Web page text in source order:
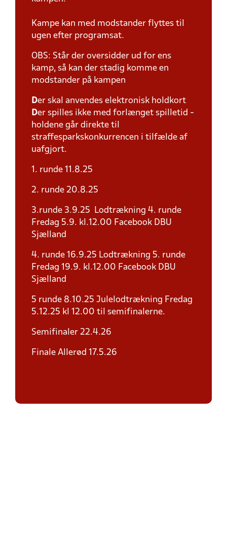
Kampe kan med modstander flyttes til
ugen efter programsat.
OBS: Står der oversidder ud for ens
kamp, så kan der stadig komme en
modstander på kampen
Der skal anvendes elektronisk holdkort
Der spilles ikke med forlænget spilletid -
holdene går direkte til
straffesparkskonkurrencen i tilfælde af
uafgjort.
1. runde 11.8.25
2. runde 20.8.25
3.runde 3.9.25 Lodtrækning 4. runde
Fredag 5.9. kl.12.00 Facebook DBU
Sjælland
4. runde 16.9.25 Lodtrækning 5. runde
Fredag 19.9. kl.12.00 Facebook DBU
Sjælland
5 runde 8.10.25 Julelodtrækning Fredag
5.12.25 kl 12.00 til semifinalerne.
Semifinaler 22.4.26
Finale Allerød 17.5.26